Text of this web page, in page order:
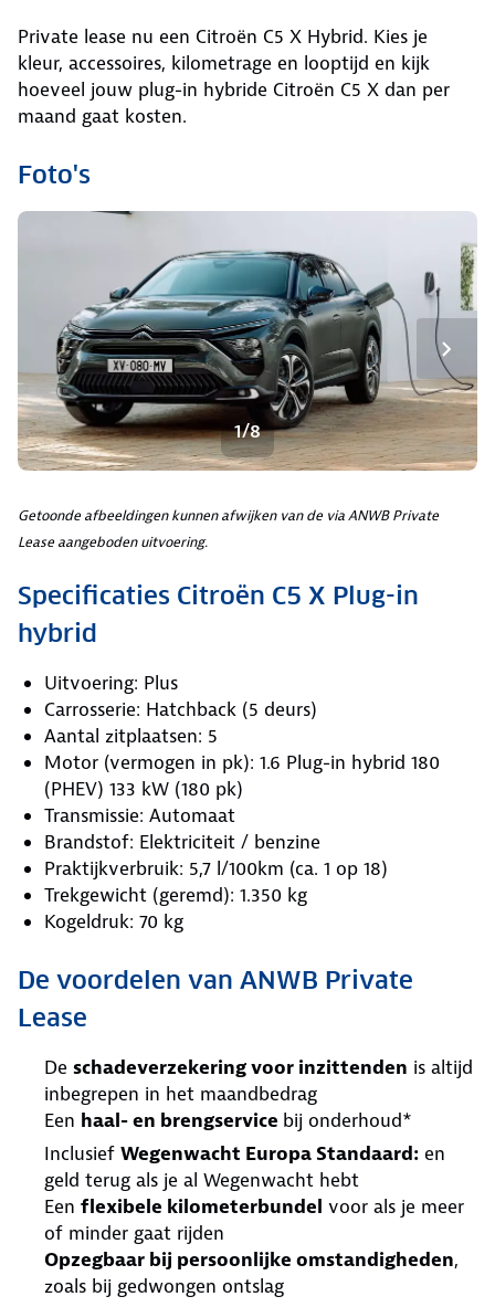
Private lease nu een Citroën C5 X Hybrid. Kies je
kleur, accessoires, kilometrage en looptijd en kijk
hoeveel jouw plug-in hybride Citroën C5 X dan per
maand gaat kosten.
Foto's
1/8
Getoonde afbeeldingen kunnen afwijken van de via ANWB Private
Lease aangeboden uitvoering.
Specificaties Citroën C5 X Plug-in
hybrid
Uitvoering: Plus
Carrosserie: Hatchback (5 deurs)
Aantal zitplaatsen: 5
Motor (vermogen in pk): 1.6 Plug-in hybrid 180
(PHEV) 133 kW (180 pk)
Transmissie: Automaat
Brandstof: Elektriciteit / benzine
Praktijkverbruik: 5,7 l/100km (ca. 1 op 18)
Trekgewicht (geremd): 1.350 kg
Kogeldruk: 70 kg
De voordelen van ANWB Private
Lease
De schadeverzekering voor inzittenden is altijd
inbegrepen in het maandbedrag
Een haal- en brengservice bij onderhoud*
Inclusief Wegenwacht Europa Standaard: en
geld terug als je al Wegenwacht hebt
Een flexibele kilometerbundel voor als je meer
of minder gaat rijden
Opzegbaar bij persoonlijke omstandigheden,
zoals bij gedwongen ontslag